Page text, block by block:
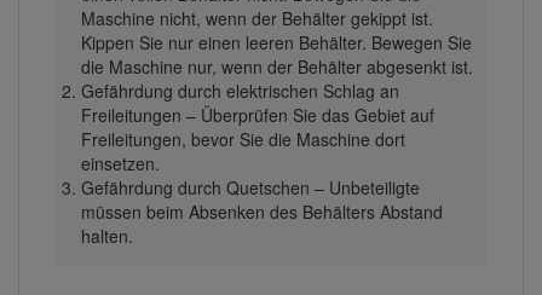
Maschine nicht, wenn der Behälter gekippt ist.
Kippen Sie nur einen leeren Behälter. Bewegen Sie
die Maschine nur, wenn der Behälter abgesenkt ist.
Gefährdung durch elektrischen Schlag an
Freileitungen – Überprüfen Sie das Gebiet auf
Freileitungen, bevor Sie die Maschine dort
einsetzen.
Gefährdung durch Quetschen – Unbeteiligte
müssen beim Absenken des Behälters Abstand
halten.